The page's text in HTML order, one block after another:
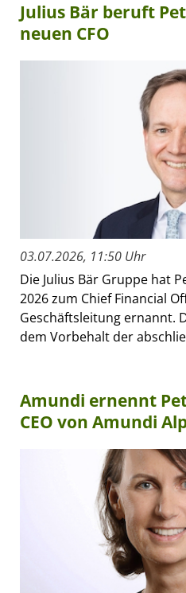
Julius Bär beruft
neuen CFO
03.07.2026, 11:50 Uhr
Die Julius Bär Gruppe hat
2026 zum Chief Financial
Geschäftsleitung ernannt.
dem Vorbehalt der
Amundi ernennt
CEO von Amundi